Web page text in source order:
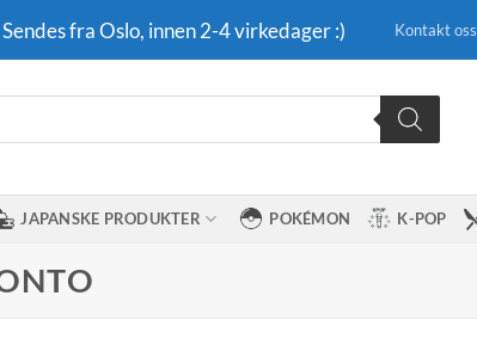
fra Oslo, innen 2-4 virkedager :) Kontakt oss
JAPANSKE PRODUKTER POKÉMON K-POP